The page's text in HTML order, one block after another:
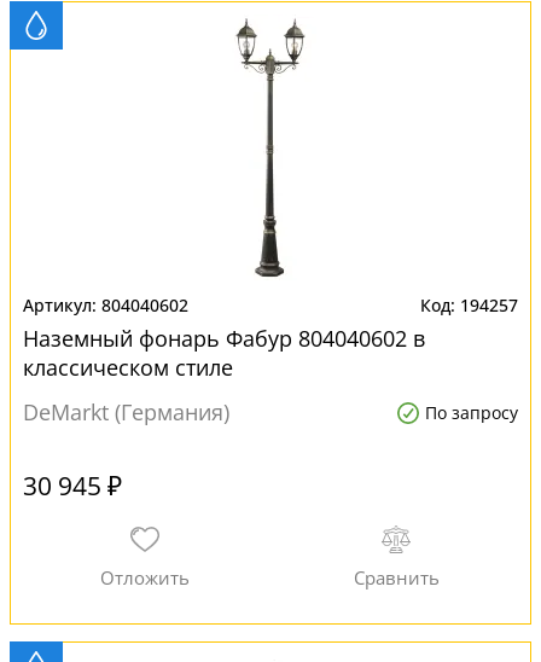
804040602 194257
Наземный фонарь Фабур 804040602 в
классическом стиле
DeMarkt (Германия)
По запросу
30 945 ₽